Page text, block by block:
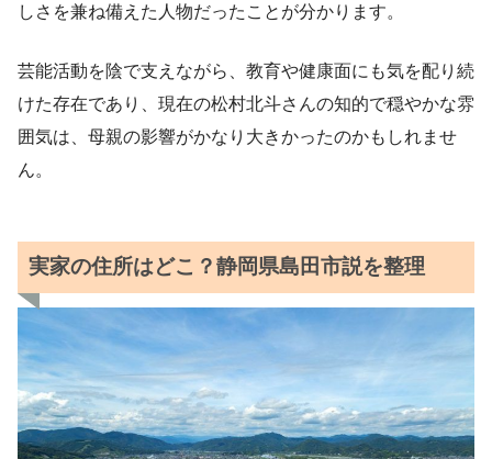
しさを兼ね備えた人物だったことが分かります。
芸能活動を陰で支えながら、教育や健康面にも気を配り続
けた存在であり、現在の松村北斗さんの知的で穏やかな雰
囲気は、母親の影響がかなり大きかったのかもしれませ
ん。
実家の住所はどこ？静岡県島田市説を整理